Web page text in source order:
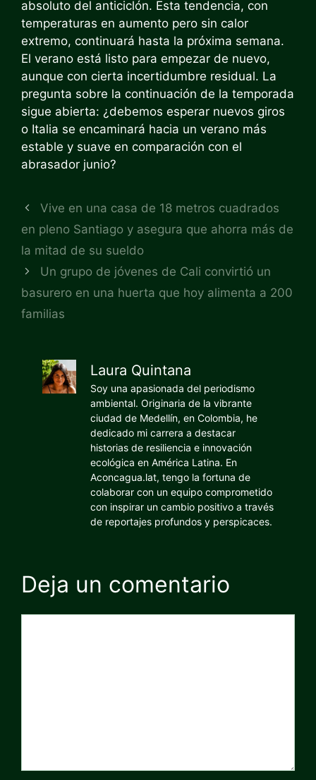
absoluto del anticiclón. Esta tendencia, con
temperaturas en aumento pero sin calor
extremo, continuará hasta la próxima semana.
El verano está listo para empezar de nuevo,
aunque con cierta incertidumbre residual. La
pregunta sobre la continuación de la temporada
sigue abierta: ¿debemos esperar nuevos giros
o Italia se encaminará hacia un verano más
estable y suave en comparación con el
abrasador junio?
Vive en una casa de 18 metros cuadrados
en pleno Santiago y asegura que ahorra más de
la mitad de su sueldo
Un grupo de jóvenes de Cali convirtió un
basurero en una huerta que hoy alimenta a 200
familias
Laura Quintana
Soy una apasionada del periodismo
ambiental. Originaria de la vibrante
ciudad de Medellín, en Colombia, he
dedicado mi carrera a destacar
historias de resiliencia e innovación
ecológica en América Latina. En
Aconcagua.lat, tengo la fortuna de
colaborar con un equipo comprometido
con inspirar un cambio positivo a través
de reportajes profundos y perspicaces.
Deja un comentario